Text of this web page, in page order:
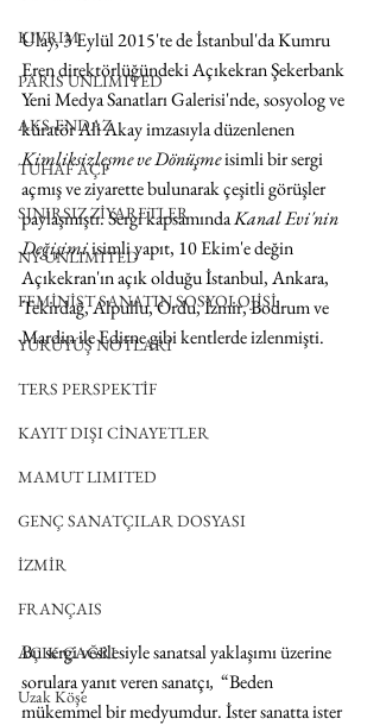
KIVRIM
PARIS UNLIMITED
AKS-ENDAZ
TUHAF AÇI
SINIRSIZ ZİYARETLER
NY UNLIMITED
FEMİNİST SANATIN SOSYOLOJİSİ
YÜRÜYÜŞ NOTLARI
TERS PERSPEKTİF
KAYIT DIŞI CİNAYETLER
MAMUT LIMITED
GENÇ SANATÇILAR DOSYASI
İZMİR
FRANÇAIS
AÇIK ÇAĞRI
Uzak Köşe
Ulay, 3 Eylül 2015'te de İstanbul'da Kumru
Eren direktörlüğündeki Açıkekran Şekerbank
Yeni Medya Sanatları Galerisi'nde, sosyolog ve
küratör Ali Akay imzasıyla düzenlenen
Kimliksizleşme ve Dönüşme isimli bir sergi
açmış ve ziyarette bulunarak çeşitli görüşler
paylaşmıştı. Sergi kapsamında Kanal Evi'nin
Değişimi isimli yapıt, 10 Ekim'e değin
Açıkekran'ın açık olduğu İstanbul, Ankara,
Tekirdağ, Alpullu, Ordu, İzmir, Bodrum ve
Mardin ile Edirne gibi kentlerde izlenmişti.
Bu sergi vesilesiyle sanatsal yaklaşımı üzerine
sorulara yanıt veren sanatçı, “Beden
mükemmel bir medyumdur. İster sanatta ister